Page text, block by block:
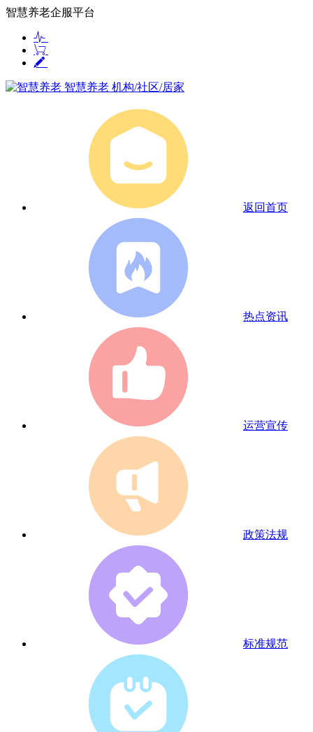
智慧养老企服平台
智慧养老 机构/社区/居家
返回首页
热点资讯
运营宣传
政策法规
标准规范